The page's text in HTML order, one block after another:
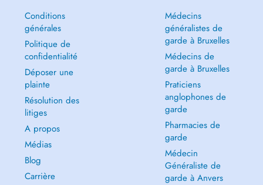
Conditions
générales
Politique de
confidentialité
Déposer une
plainte
Résolution des
litiges
A propos
Médias
Blog
Carrière
Médecins
généralistes de
garde à Bruxelles
Médecins de
garde à Bruxelles
Praticiens
anglophones de
garde
Pharmacies de
garde
Médecin
Généraliste de
garde à Anvers